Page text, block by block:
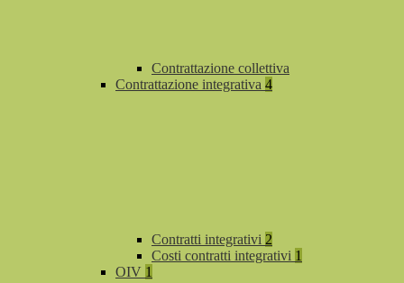
Contrattazione collettiva
Contrattazione integrativa 4
Contratti integrativi 2
Costi contratti integrativi 1
OIV 1